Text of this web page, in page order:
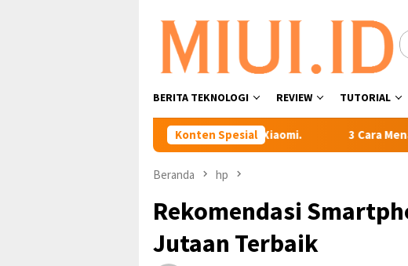
konten
BERITA TEKNOLOGI REVIEW TUTORIAL
Konten Spesial
Foto yang Terhapus di HP Xiaomi. 3 Cara Menambah RAM
Beranda hp
Rekomendasi
Jutaan Terbaik